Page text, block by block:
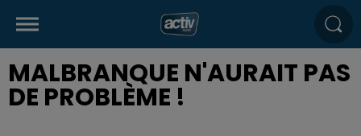
MALBRANQUE N'AURAIT PAS
DE PROBLÈME !